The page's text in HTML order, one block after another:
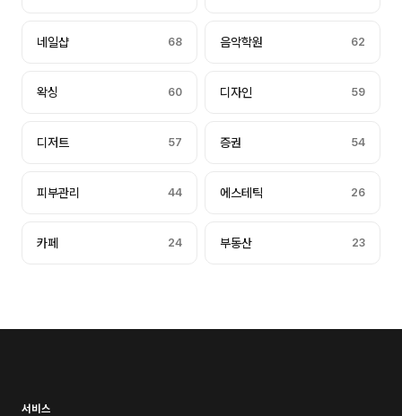
네일샵 68 음악학원 62
왁싱 60 디자인 59
디저트 57 증권 54
피부관리 44 에스테틱 26
카페 24 부동산 23
서비스